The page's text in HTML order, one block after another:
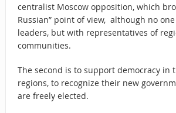
centralist Moscow opposition, which
Russian” point of view, although no
leaders, but with representatives of
communities.
The second is to support democracy in
regions, to recognize their new
are freely elected.